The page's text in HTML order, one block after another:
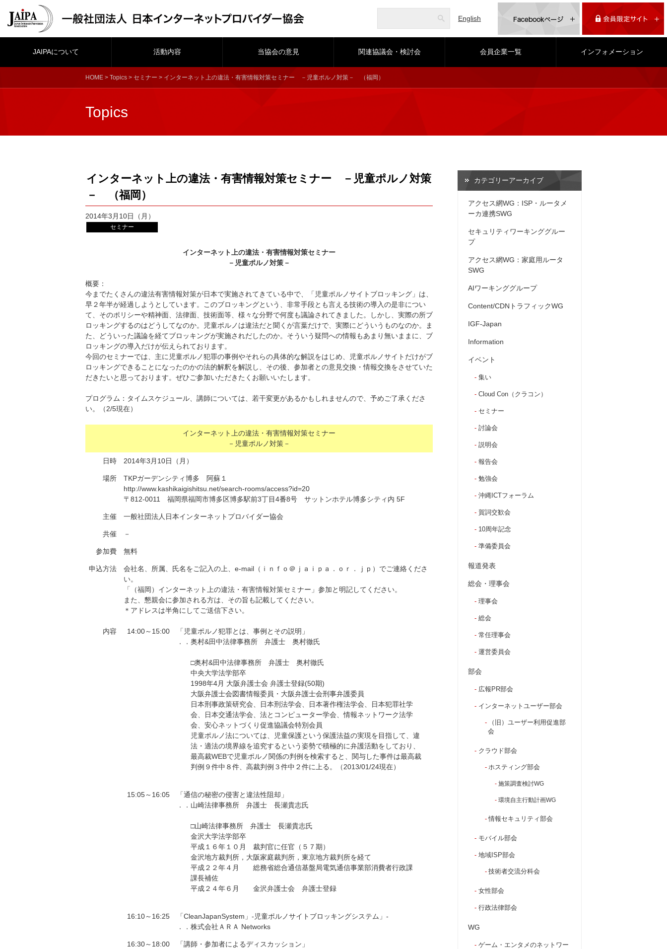
English
JAIPAについて 活動内容 当協会の意見 関連協議会・検討会 会員企業一覧 インフォメーション
HOME > Topics > セミナー > インターネット上の違法・有害情報対策セミナー －児童ポルノ対策－ （福岡）
Topics
インターネット上の違法・有害情報対策セミナー －児童ポルノ対策
－ （福岡）
2014年3月10日（月）
セミナー
インターネット上の違法・有害情報対策セミナー
－児童ポルノ対策－
概要：
今までたくさんの違法有害情報対策が日本で実施されてきている中で、「児童ポルノサイトブロッキング」は、
早２年半が経過しようとしています。このブロッキングという、非常手段とも言える技術の導入の是非につい
て、そのポリシーや精神面、法律面、技術面等、様々な分野で何度も議論されてきました。しかし、実際の所ブ
ロッキングするのはどうしてなのか。児童ポルノは違法だと聞くが言葉だけで、実際にどういうものなのか。ま
た、どういった議論を経てブロッキングが実施されだしたのか。そういう疑問への情報もあまり無いままに、ブ
ロッキングの導入だけが伝えられております。
今回のセミナーでは、主に児童ポルノ犯罪の事例やそれらの具体的な解説をはじめ、児童ポルノサイトだけがブ
ロッキングできることになったのかの法的解釈を解説し、その後、参加者との意見交換・情報交換をさせていた
だきたいと思っております。ぜひご参加いただきたくお願いいたします。
プログラム：タイムスケジュール、講師については、若干変更があるかもしれませんので、予めご了承くださ
い。（2/5現在）
インターネット上の違法・有害情報対策セミナー
－児童ポルノ対策－
日時 2014年3月10日（月）
場所
TKPガーデンシティ博多 阿蘇１
http://www.kashikaigishitsu.net/search-rooms/access?id=20
〒812-0011 福岡県福岡市博多区博多駅前3丁目4番8号 サットンホテル博多シティ内 5F
主催 一般社団法人日本インターネットプロバイダー協会
共催 －
参加費 無料
申込方法
会社名、所属、氏名をご記入の上、e-mail（ｉｎｆｏ＠ｊａｉｐａ．ｏｒ．ｊｐ）でご連絡くださ
い。
「（福岡）インターネット上の違法・有害情報対策セミナー」参加と明記してください。
また、懇親会に参加される方は、その旨も記載してください。
＊アドレスは半角にしてご送信下さい。
内容 14:00～15:00
「児童ポルノ犯罪とは、事例とその説明」
．．奥村&田中法律事務所 弁護士 奥村徹氏
□奥村&田中法律事務所 弁護士 奥村徹氏
中央大学法学部卒
1998年4月 大阪弁護士会 弁護士登録(50期)
大阪弁護士会図書情報委員・大阪弁護士会刑事弁護委員
日本刑事政策研究会、日本刑法学会、日本著作権法学会、日本犯罪社学
会、日本交通法学会、法とコンピューター学会、情報ネットワーク法学
会、安心ネットづくり促進協議会特別会員
児童ポルノ法については、児童保護という保護法益の実現を目指して、違
法・適法の境界線を追究するという姿勢で積極的に弁護活動をしており、
最高裁WEBで児童ポルノ関係の判例を検索すると、関与した事件は最高裁
判例９件中８件、高裁判例３件中２件に上る。（2013/01/24現在）
15:05～16:05
「通信の秘密の侵害と違法性阻却」
．．山崎法律事務所 弁護士 長瀬貴志氏
□山崎法律事務所 弁護士 長瀬貴志氏
金沢大学法学部卒
平成１６年１０月 裁判官に任官（５７期）
金沢地方裁判所，大阪家庭裁判所，東京地方裁判所を経て
平成２２年４月 総務省総合通信基盤局電気通信事業部消費者行政課
課長補佐
平成２４年６月 金沢弁護士会 弁護士登録
16:10～16:25
「CleanJapanSystem」-児童ポルノサイトブロッキングシステム」-
．．株式会社ＡＲＡ Networks
16:30～18:00
「講師・参加者によるディスカッション」
カテゴリーアーカイブ
アクセス網WG：ISP・ルータメ
ーカ連携SWG
セキュリティワーキンググルー
プ
アクセス網WG：家庭用ルータ
SWG
AIワーキンググループ
Content/CDNトラフィックWG
IGF-Japan
Information
イベント
集い
Cloud Con（クラコン）
セミナー
討論会
説明会
報告会
勉強会
沖縄ICTフォーラム
賀詞交歓会
10周年記念
準備委員会
報道発表
総会・理事会
理事会
総会
常任理事会
運営委員会
部会
広報PR部会
インターネットユーザー部会
（旧）ユーザー利用促進部
会
クラウド部会
ホスティング部会
施策調査検討WG
環境自主行動計画WG
情報セキュリティ部会
モバイル部会
地域ISP部会
技術者交流分科会
女性部会
行政法律部会
WG
ゲーム・エンタメのネットワー